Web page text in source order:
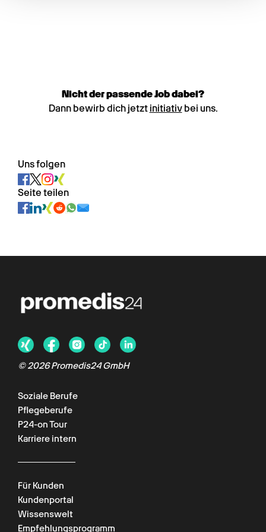
Nicht der passende Job dabei?
Dann bewirb dich jetzt initiativbei uns.
Uns folgen
Seite teilen
© 2026 Promedis24 GmbH
Soziale Berufe
Pflegeberufe
P24-on Tour
Karriere intern
Für Kunden
Kundenportal
Wissenswelt
Empfehlungsprogramm